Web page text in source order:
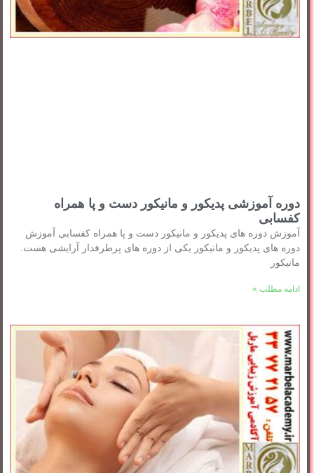
دوره آموزشی پدیکور و مانیکور دست و پا همراه
کفسابی
آموزش دوره های پدیکور و مانیکور دست و پا همراه کفسابی آموزش
دوره های پدیکور و مانیکور یکی از دوره های پرطرفدار آرایشی هست.
مانیکور
ادامه مطلب »